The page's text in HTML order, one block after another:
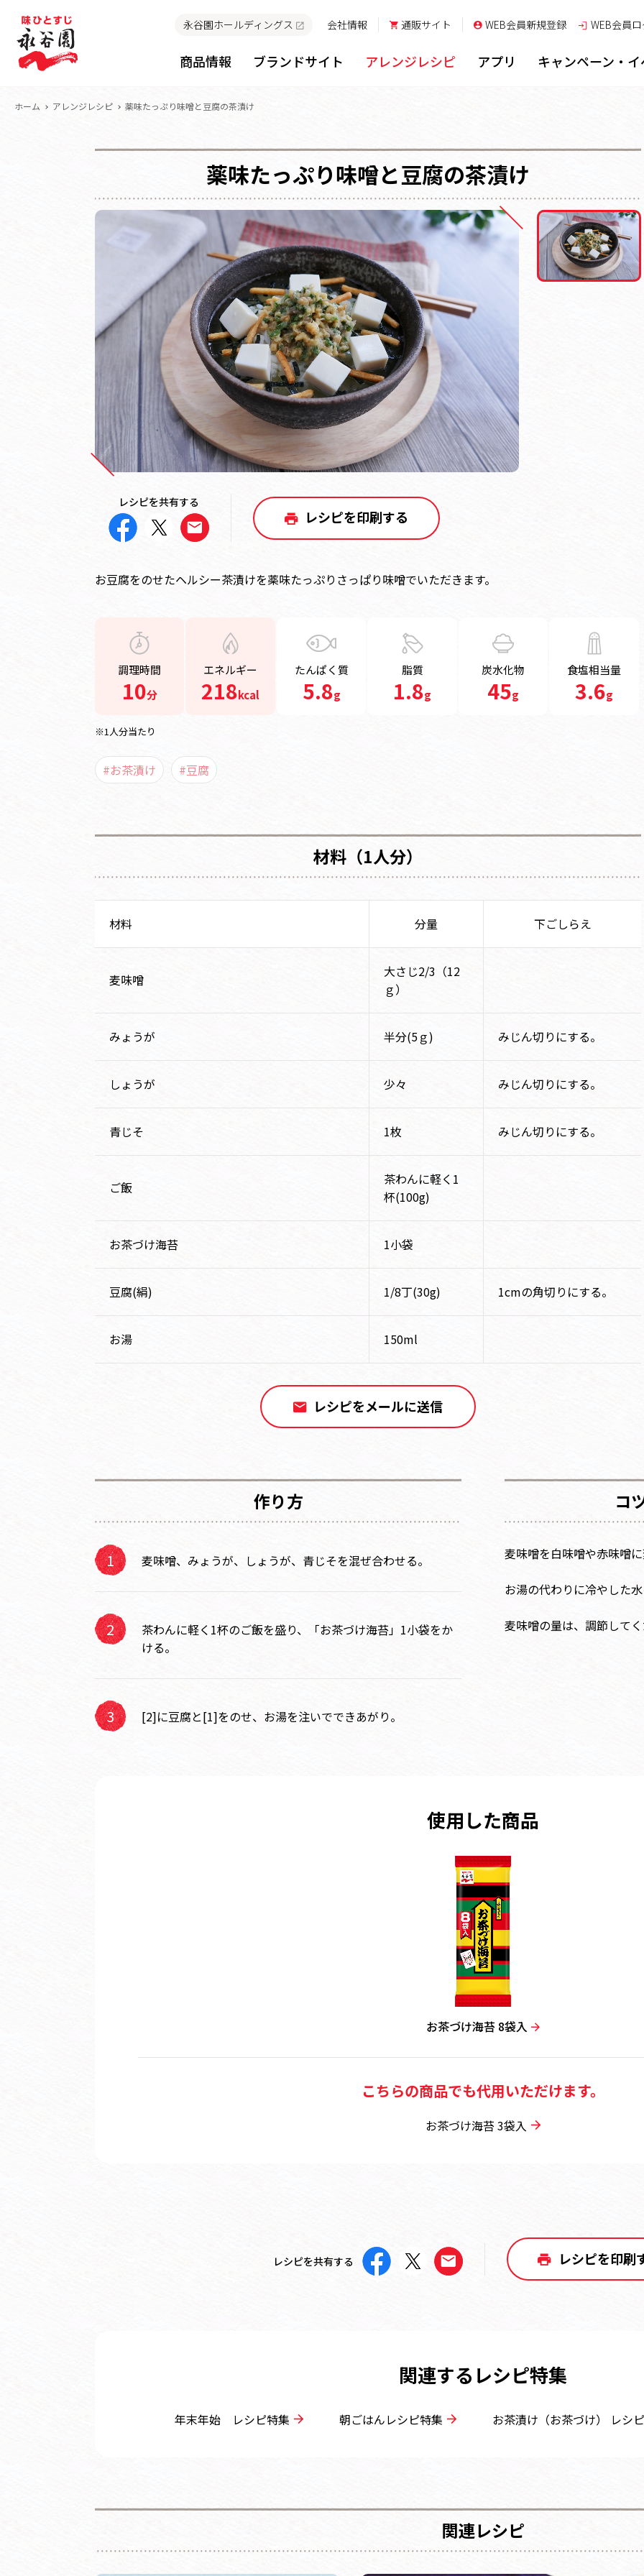
永谷園ホールディングス 会社情報 通販サイト WEB会員新規登録 WEB会員
商品情報 ブランドサイト アレンジレシピ アプリ キャンペーン・
ホーム アレンジレシピ 薬味たっぷり味噌と豆腐の茶漬け
薬味たっぷり味噌と豆腐の茶漬け
レシピを共有する
レシピを印刷する
お豆腐をのせたヘルシー茶漬けを薬味たっぷりさっぱり味噌でいただきます。
調理時間
10分
エネルギー
218kcal
たんぱく質
5.8g
脂質
1.8g
炭水化物
45g
食塩相当量
3.6g
※1人分当たり
#お茶漬け #豆腐
材料（1人分）
材料 分量 下ごしらえ
麦味噌
大さじ2/3（12
ｇ）
みょうが 半分(5ｇ) みじん切りにする。
しょうが 少々 みじん切りにする。
青じそ 1枚 みじん切りにする。
ご飯
茶わんに軽く1
杯(100g)
お茶づけ海苔 1小袋
豆腐(絹) 1/8丁(30g) 1cmの角切りにする。
お湯 150ml
レシピをメールに送信
作り方
麦味噌、みょうが、しょうが、青じそを混ぜ合わせる。
茶わんに軽く1杯のご飯を盛り、「お茶づけ海苔」1小袋をか
ける。
[2]に豆腐と[1]をのせ、お湯を注いでできあがり。
コ
麦味噌を白味噌や赤味噌
お湯の代わりに冷やした
麦味噌の量は、調節して
使用した商品
お茶づけ海苔 8袋入
こちらの商品でも代用いただけます。
お茶づけ海苔 3袋入
レシピを共有する レシピを印刷
関連するレシピ特集
年末年始 レシピ特集 朝ごはんレシピ特集 お茶漬け（お茶づけ） レシピ
関連レシピ